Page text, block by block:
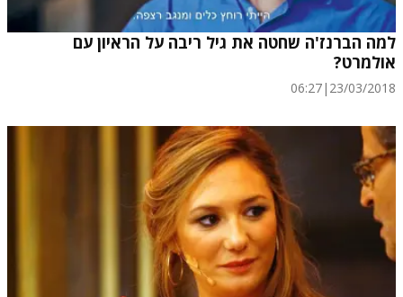
למה הברנז'ה שחטה את גיל ריבה על הראיון עם
אולמרט?
23/03/2018
|
06:27